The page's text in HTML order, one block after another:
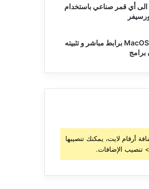
الى أي قمر صناعي باستخدام
تحميل نسخة MacOS Sierra برابط مباشر و تثبيته
أرقام لايت، يمكنك تنصيبها
تنصيب الإضافات.